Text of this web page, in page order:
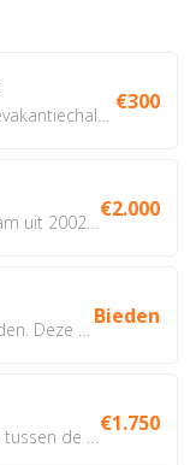
€300
€2.000
Bieden
€1.750